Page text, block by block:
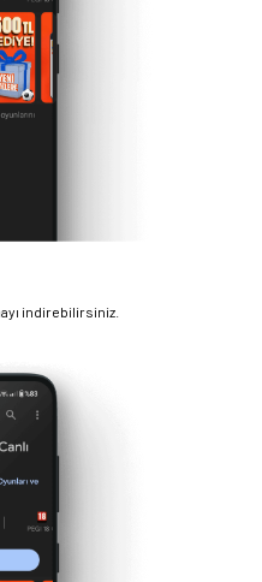
indirebilirsiniz.